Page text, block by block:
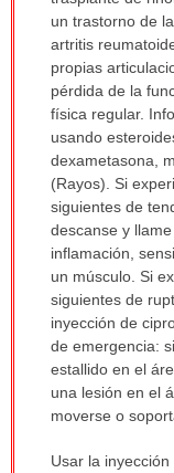
un trastorno de
artritis
propias
pérdida de la
física regular.
usando
dexametasona,
(Rayos). Si
siguientes de
descanse y
inflamación,
un músculo. Si
siguientes de
inyección de
de emergencia:
estallido en el
una lesión en el
moverse o
Usar la